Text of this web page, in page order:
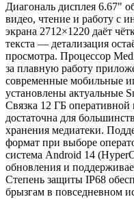
Диагональ дисплея 6.67"
видео, чтение и работу с
экрана 2712×1220 даёт
текста — детализация
просмотра. Процессор
за плавную работу
современные мобильные
установлены актуальные
Связка 12 ГБ
достаточна для
хранения медиатеки.
формат при выборе
система Android 14
обновления и
Степень защиты IP68
брызгам в повседневном